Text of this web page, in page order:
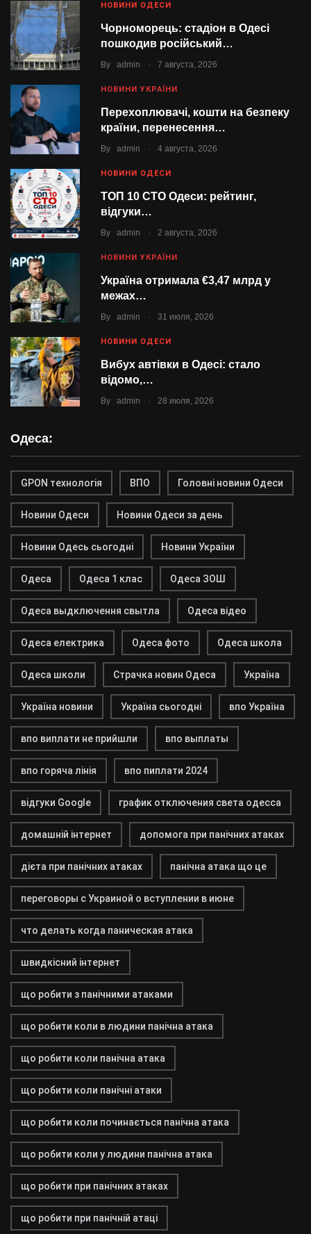
НОВИНИ ОДЕСИ
Чорноморець: стадіон в Одесі
пошкодив російський…
By admin . 7 августа, 2026
НОВИНИ УКРАЇНИ
Перехоплювачі, кошти на безпеку
країни, перенесення…
By admin . 4 августа, 2026
НОВИНИ ОДЕСИ
ТОП 10 СТО Одеси: рейтинг,
відгуки…
By admin . 2 августа, 2026
НОВИНИ УКРАЇНИ
Україна отримала €3,47 млрд у
межах…
By admin . 31 июля, 2026
НОВИНИ ОДЕСИ
Вибух автівки в Одесі: стало
відомо,…
By admin . 28 июля, 2026
Одеса:
GPON технологія ВПО Головні новини Одеси
Новини Одеси Новини Одеси за день
Новини Одесь сьогодні Новини України
Одеса Одеса 1 клас Одеса ЗОШ
Одеса выдключення свытла Одеса відео
Одеса електрика Одеса фото Одеса школа
Одеса школи Страчка новин Одеса Україна
Україна новини Україна сьогодні впо Україна
впо виплати не прийшли впо выплаты
впо горяча лінія впо пиплати 2024
відгуки Google график отключения света одесса
домашній інтернет допомога при панічних атаках
дієта при панічних атаках панічна атака що це
переговоры с Украиной о вступлении в июне
что делать когда паническая атака
швидкісний інтернет
що робити з панічними атаками
що робити коли в людини панічна атака
що робити коли панічна атака
що робити коли панічні атаки
що робити коли починається панічна атака
що робити коли у людини панічна атака
що робити при панічних атаках
що робити при панічній атаці